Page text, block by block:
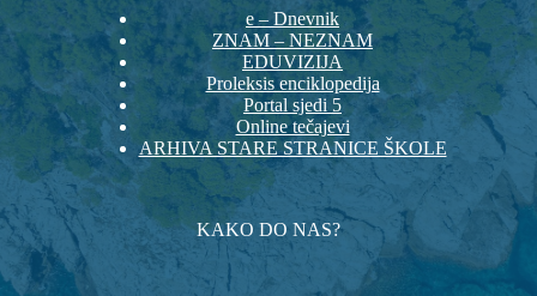
e – Dnevnik
ZNAM – NEZNAM
EDUVIZIJA
Proleksis enciklopedija
Portal sjedi 5
Online tečajevi
ARHIVA STARE STRANICE ŠKOLE
KAKO DO NAS?